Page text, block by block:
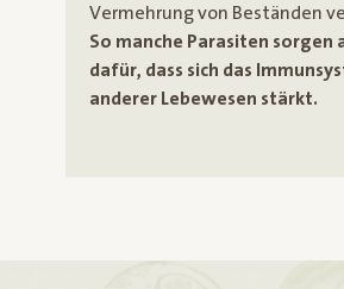
Vermehrung von Beständen
So manche Parasiten sorgen
dafür, dass sich das
anderer Lebewesen stärkt.